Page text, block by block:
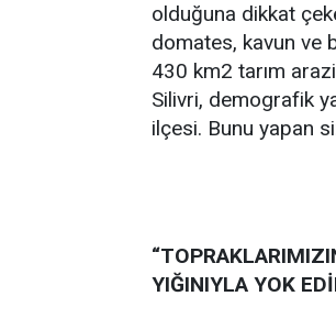
olduğuna dikkat
domates, kavun ve
430 km2 tarım
Silivri, demografik
ilçesi. Bunu yapan
YIĞINIYLA YOK